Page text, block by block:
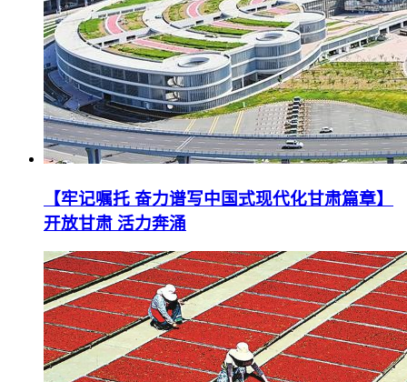
【牢记嘱托 奋力谱写中国式现代化甘肃篇章】
开放甘肃 活力奔涌